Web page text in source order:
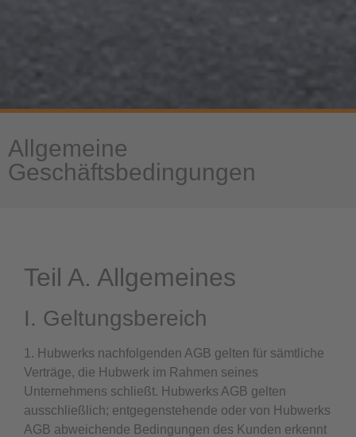
Allgemeine
Geschäftsbedingungen
Teil A. Allgemeines
I. Geltungsbereich
1. Hubwerks nachfolgenden AGB gelten für sämtliche
Verträge, die Hubwerk im Rahmen seines
Unternehmens schließt. Hubwerks AGB gelten
ausschließlich; entgegenstehende oder von Hubwerks
AGB abweichende Bedingungen des Kunden erkennt